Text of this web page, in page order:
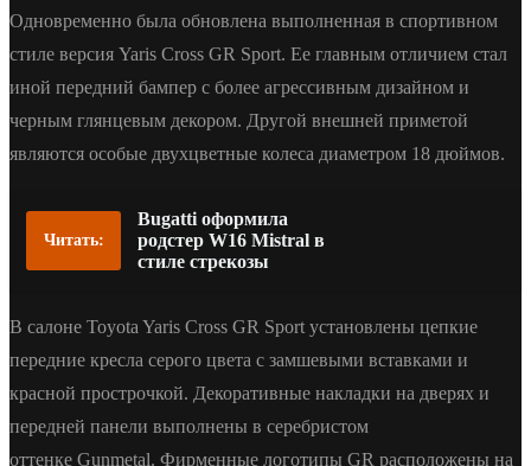
Одновременно была обновлена выполненная в спортивном
стиле версия Yaris Cross GR Sport. Ее главным отличием стал
иной передний бампер с более агрессивным дизайном и
черным глянцевым декором. Другой внешней приметой
являются особые двухцветные колеса диаметром 18 дюймов.
Читать:
Bugatti оформила
родстер W16 Mistral в
стиле стрекозы
В салоне Toyota Yaris Cross GR Sport установлены цепкие
передние кресла серого цвета с замшевыми вставками и
красной прострочкой. Декоративные накладки на дверях и
передней панели выполнены в серебристом
оттенке Gunmetal. Фирменные логотипы GR расположены на